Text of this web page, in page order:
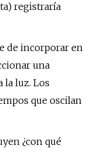
registraría
de incorporar en
una
la luz. Los
que oscilan
¿con qué